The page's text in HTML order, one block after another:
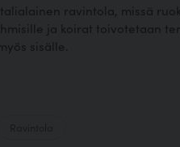
Italialainen ravintola, missä
ihmisille ja koirat toivotetaan
myös sisälle.